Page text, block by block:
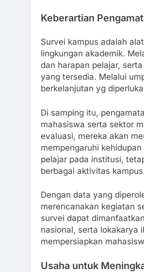
Keberartian
Survei kampus adalah
lingkungan akademik.
dan harapan pelajar,
yang tersedia. Melalui
berkelanjutan yg
Di samping itu,
mahasiswa serta sektor
evaluasi, mereka akan
mempengaruhi
pelajar pada institusi,
berbagai aktivitas
Dengan data yang
merencanakan kegiatan
survei dapat
nasional, serta lokakarya
mempersiapkan
Usaha untuk